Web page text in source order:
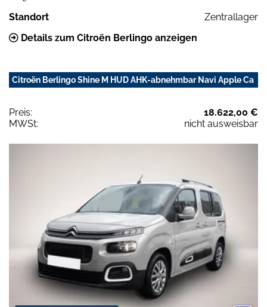
Standort
Zentrallager
Details zum Citroën Berlingo anzeigen
Citroën Berlingo Shine M HUD AHK-abnehmbar Navi Apple Ca
Preis:
18.622,00 €
MWSt:
nicht ausweisbar